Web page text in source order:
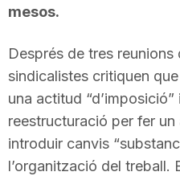
mesos.
Després de tres
sindicalistes critiquen
una actitud
reestructuració per fer
introduir canvis
l’organització del treball.